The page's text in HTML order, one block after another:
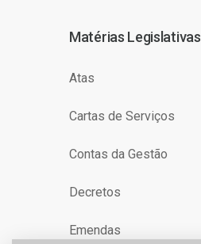
Matérias Legislativas
Atas
Cartas de Serviços
Contas da Gestão
Decretos
Emendas